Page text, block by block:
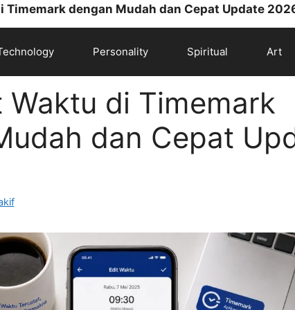
Timemark dengan Mudah dan Cepat Update
Personality Spiritual Art
Waktu di Timemark
dan Cepat